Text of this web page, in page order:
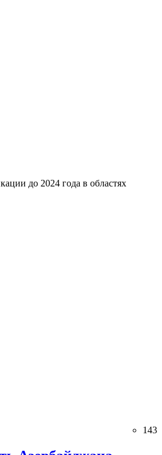
до 2024 года в областях
143